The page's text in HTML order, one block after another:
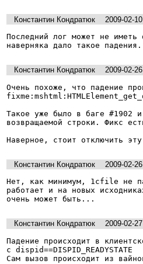
Константин Кондратюк
2009-02-
Последний лог может не иметь
наверняка дало такое
Константин Кондратюк
2009-02-
Очень похоже, что падение
Такое уже было в баге #1902
возвращаемой строки. Фикс
Константин Кондратюк
2009-02-
Нет, как минимум, 1cfile не
работает и на новых
очень может быть...
Константин Кондратюк
2009-02-
Падение происходит в
с dispid==DISPID_READYSTATE
Сам вызов происходит из